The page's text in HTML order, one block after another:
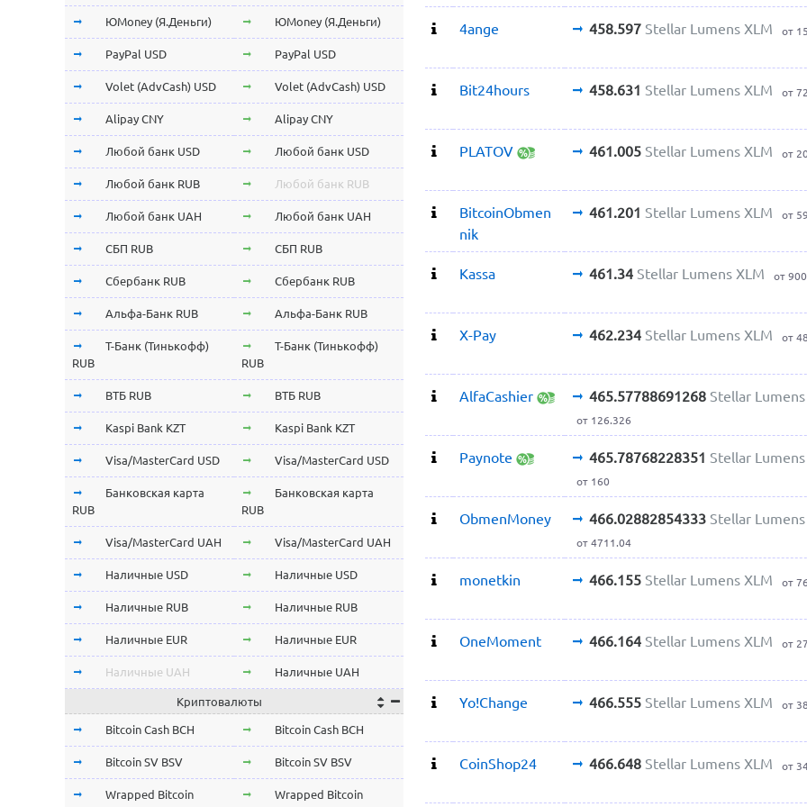
4ange 458.597 Stellar Lumens XLM от
Bit24hours 458.631 Stellar Lumens XLM от
PLATOV 461.005 Stellar Lumens XLM от
BitcoinObmen
nik
461.201 Stellar Lumens XLM от
Kassa 461.34 Stellar Lumens XLM от
X-Pay 462.234 Stellar Lumens XLM от
AlfaCashier 465.57788691268 Stellar
от 126.326
Paynote 465.78768228351 Stellar
от 160
ObmenMoney 466.02882854333 Stellar
от 4711.04
monetkin 466.155 Stellar Lumens XLM от
OneMoment 466.164 Stellar Lumens XLM от
Yo!Change 466.555 Stellar Lumens XLM от
CoinShop24 466.648 Stellar Lumens XLM от
ЮMoney (Я.Деньги) ЮMoney (Я.Деньги)
PayPal USD PayPal USD
Volet (AdvCash) USD Volet (AdvCash) USD
Alipay CNY Alipay CNY
Любой банк USD Любой банк USD
Любой банк RUB Любой банк RUB
Любой банк UAH Любой банк UAH
СБП RUB СБП RUB
Сбербанк RUB Сбербанк RUB
Альфа-Банк RUB Альфа-Банк RUB
Т-Банк (Тинькофф)
RUB
Т-Банк (Тинькофф)
RUB
ВТБ RUB ВТБ RUB
Kaspi Bank KZT Kaspi Bank KZT
Visa/MasterCard USD Visa/MasterCard USD
Банковская карта
RUB
Банковская карта
RUB
Visa/MasterCard UAH Visa/MasterCard UAH
Наличные USD Наличные USD
Наличные RUB Наличные RUB
Наличные EUR Наличные EUR
Наличные UAH Наличные UAH
Криптовалюты
Bitcoin Cash BCH Bitcoin Cash BCH
Bitcoin SV BSV Bitcoin SV BSV
Wrapped Bitcoin
Wrapped Bitcoin